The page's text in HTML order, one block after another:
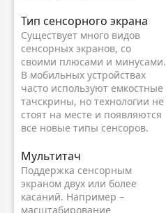
Тип сенсорного экрана
Существует много видов
сенсорных экранов, со
своими плюсами и минусами.
В мобильных устройствах
часто используют емкостные
тачскрины, но технологии не
стоят на месте и появляются
все новые типы сенсоров.
Мультитач
Поддержка сенсорным
экраном двух или более
касаний. Например –
масштабирование